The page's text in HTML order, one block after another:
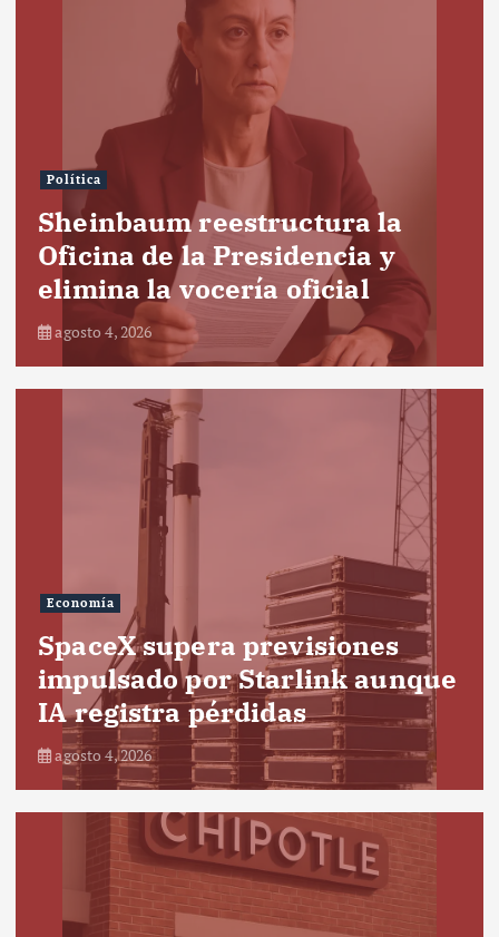
Política
Sheinbaum reestructura la
Oficina de la Presidencia y
elimina la vocería oficial
agosto 4, 2026
Economía
SpaceX supera previsiones
impulsado por Starlink aunque
IA registra pérdidas
agosto 4, 2026